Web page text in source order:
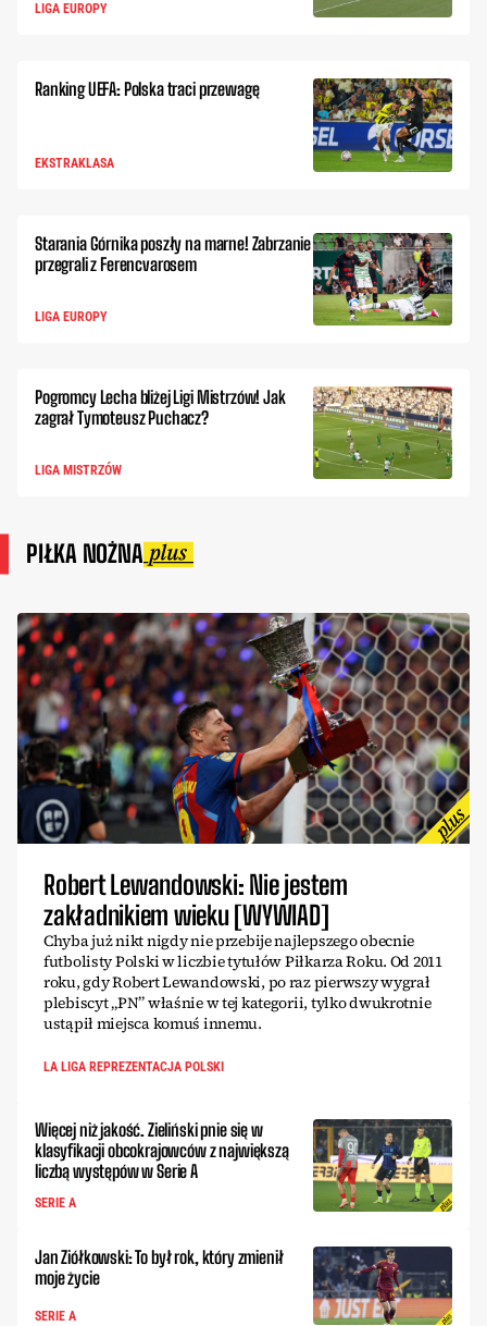
LIGA EUROPY
Ranking UEFA: Polska traci przewagę
EKSTRAKLASA
Starania Górnika poszły na marne! Zabrzanie
przegrali z Ferencvarosem
LIGA EUROPY
Pogromcy Lecha bliżej Ligi Mistrzów! Jak
zagrał Tymoteusz Puchacz?
LIGA MISTRZÓW
PIŁKA NOŻNA
Robert Lewandowski: Nie jestem
zakładnikiem wieku [WYWIAD]
Chyba już nikt nigdy nie przebije najlepszego obecnie
futbolisty Polski w liczbie tytułów Piłkarza Roku. Od 2011
roku, gdy Robert Lewandowski, po raz pierwszy wygrał
plebiscyt „PN” właśnie w tej kategorii, tylko dwukrotnie
ustąpił miejsca komuś innemu.
LA LIGA REPREZENTACJA POLSKI
Więcej niż jakość. Zieliński pnie się w
klasyfikacji obcokrajowców z największą
liczbą występów w Serie A
SERIE A
Jan Ziółkowski: To był rok, który zmienił
moje życie
SERIE A